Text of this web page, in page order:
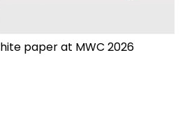
paper at MWC 2026